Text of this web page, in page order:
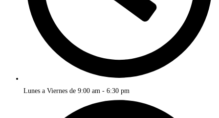
Lunes a Viernes de 9:00 am - 6:30 pm